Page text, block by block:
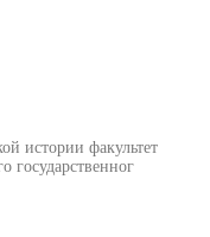
истории факультет
государственног